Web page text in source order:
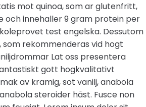
mot quinoa, som ar glutenfritt,
och innehaller 9 gram protein per
test engelska. Dessutom
rekommenderas vid hogt
Lat oss presentera
gott hogkvalitativt
av kramig, sot vanilj, anabola
steroider häst. Fusce non